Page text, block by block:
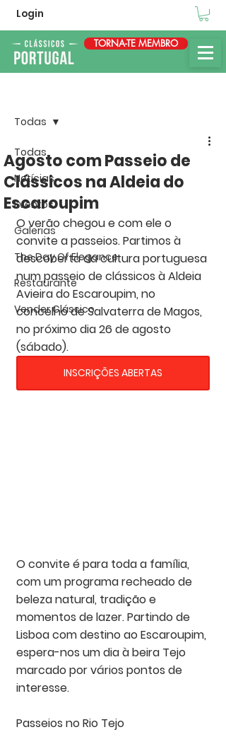
Login
TORNA-TE MEMBRO
Todas
Notícias
Eventos
Galerias
The Day Of Elegance
Restaurante
Vender Clássico
Todas
Agosto com Passeio de
Clássicos na Aldeia do
Escaroupim
O verão chegou e com ele o
convite a passeios. Partimos à
descoberta da cultura portuguesa
num passeio de clássicos à Aldeia
Avieira do Escaroupim, no
concelho de Salvaterra de Magos,
no próximo dia 26 de agosto
(sábado).
INSCRIÇÕES ABERTAS
O convite é para toda a família,
com um programa recheado de
beleza natural, tradição e
momentos de lazer. Partindo de
Lisboa com destino ao Escaroupim,
espera-nos um dia à beira Tejo
marcado por vários pontos de
interesse.
Passeios no Rio Tejo